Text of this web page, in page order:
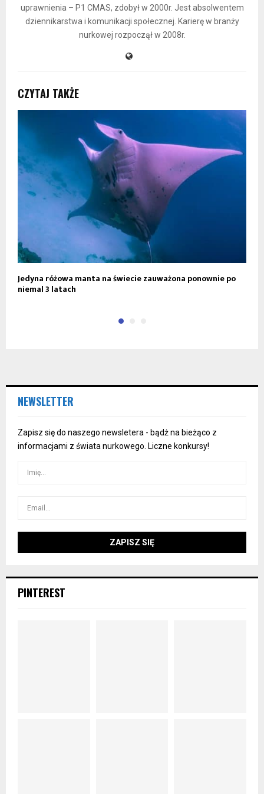
uprawnienia – P1 CMAS, zdobył w 2000r. Jest absolwentem
dziennikarstwa i komunikacji społecznej. Karierę w branży
nurkowej rozpoczął w 2008r.
CZYTAJ TAKŻE
Jedyna różowa manta na świecie zauważona ponownie po
niemal 3 latach
NEWSLETTER
Zapisz się do naszego newsletera - bądż na bieżąco z
informacjami z świata nurkowego. Liczne konkursy!
PINTEREST